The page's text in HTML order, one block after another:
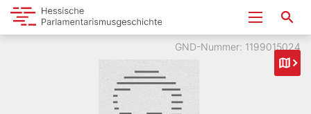
GND-Nummer: 1199015024